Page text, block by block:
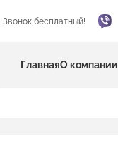
Звонок бесплатный!
ГлавнаяО компании